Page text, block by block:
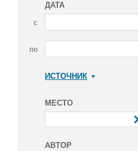
ДАТА
с
по
ИСТОЧНИК
МЕСТО
АВТОР